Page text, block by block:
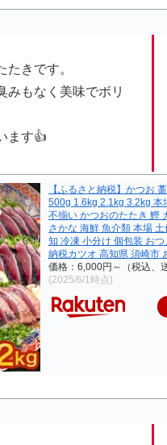
きです。
みもなく美味でボリ
ます👍
【ふるさと納税】かつお
500g 1.6kg 2.1kg 3.2kg 本
不揃い かつおのたたき 鰹
さかな 海鮮 魚介類 本場
知 冷凍 小分け 個包装 お
納税カツオ 高知県 須崎市
価格：6,000円～（税込、
(2025/6/1時点)